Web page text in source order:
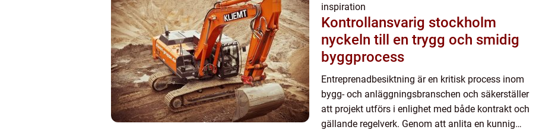
inspiration
Kontrollansvarig stockholm
nyckeln till en trygg och smidig
byggprocess
Entreprenadbesiktning är en kritisk process inom
bygg- och anläggningsbranschen och säkerställer
att projekt utförs i enlighet med både kontrakt och
gällande regelverk. Genom att anlita en kunnig